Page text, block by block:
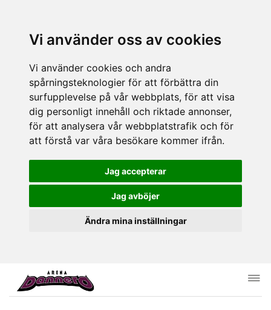
Vi använder oss av cookies
Vi använder cookies och andra
spårningsteknologier för att förbättra din
surfupplevelse på vår webbplats, för att visa
dig personligt innehåll och riktade annonser,
för att analysera vår webbplatstrafik och för
att förstå var våra besökare kommer ifrån.
Jag accepterar
Jag avböjer
Ändra mina inställningar